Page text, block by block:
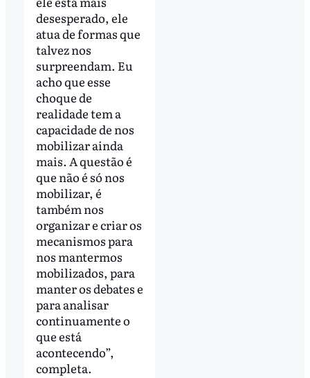
desesperado, ele
atua de formas que
talvez nos
surpreendam. Eu
acho que esse
choque de
realidade tem a
capacidade de nos
mobilizar ainda
mais. A questão é
que não é só nos
mobilizar, é
também nos
organizar e criar os
mecanismos para
nos mantermos
mobilizados, para
manter os debates e
para analisar
continuamente o
que está
acontecendo”,
completa.